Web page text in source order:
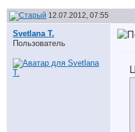
12.07.2012, 07:55
Svetlana T.
Пользователь